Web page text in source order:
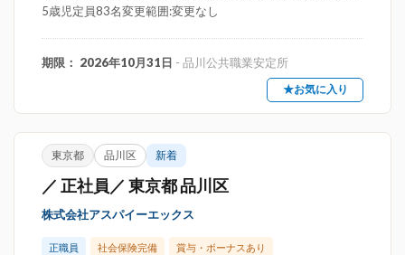
5歳児定員83名変更範囲:変更なし
期限： 2026年10月31日 - 品川公共職業安定所
★お気に入り
東京都 品川区 新着
／ 正社員／ 東京都 品川区
株式会社アスパイーエックス
正職員 社会保険完備 賞与・ボーナスあり